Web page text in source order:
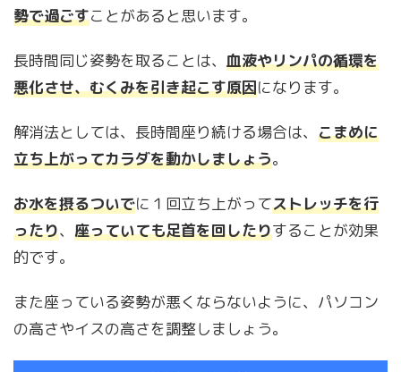
勢で過ごすことがあると思います。
長時間同じ姿勢を取ることは、 血液やリンパの循環を
悪化させ、むくみを引き起こす原因になります。
解消法としては、長時間座り続ける場合は、 こまめに
立ち上がってカラダを動かしましょう。
お水を摂るついでに１回立ち上がってストレッチを行
ったり、 座っていても足首を回したりすることが効果
的です。
また座っている姿勢が悪くならないように、パソコン
の高さやイスの高さを調整しましょう。